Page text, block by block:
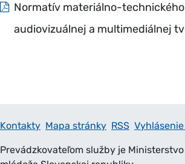
Normatív materiálno-
audiovizuálnej a multimediálnej
Kontakty Mapa stránky RSS
Prevádzkovateľom služby je